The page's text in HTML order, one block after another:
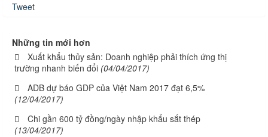
Tweet
Những tin mới hơn
Xuất khẩu thủy sản: Doanh nghiệp phải thích ứng thị
trường nhanh biến đổi (04/04/2017)
ADB dự báo GDP của Việt Nam 2017 đạt 6,5%
(12/04/2017)
Chi gần 600 tỷ đồng/ngày nhập khẩu sắt thép
(13/04/2017)